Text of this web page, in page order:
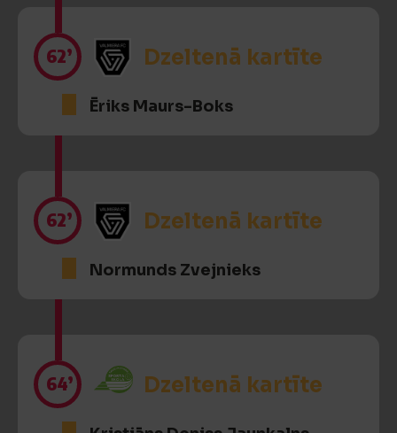
62’ Dzeltenā kartīte
Ēriks Maurs-Boks
62’ Dzeltenā kartīte
Normunds Zvejnieks
64’ Dzeltenā kartīte